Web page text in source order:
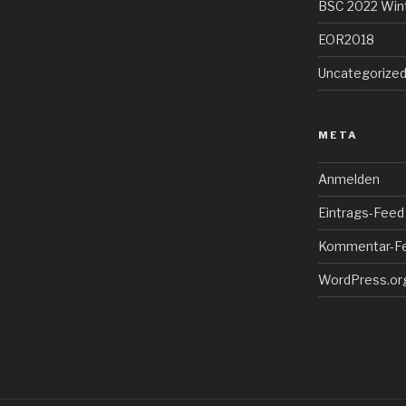
BSC 2022
EOR2018
Uncategorized
META
Anmelden
Eintrags-Feed
Kommentar-